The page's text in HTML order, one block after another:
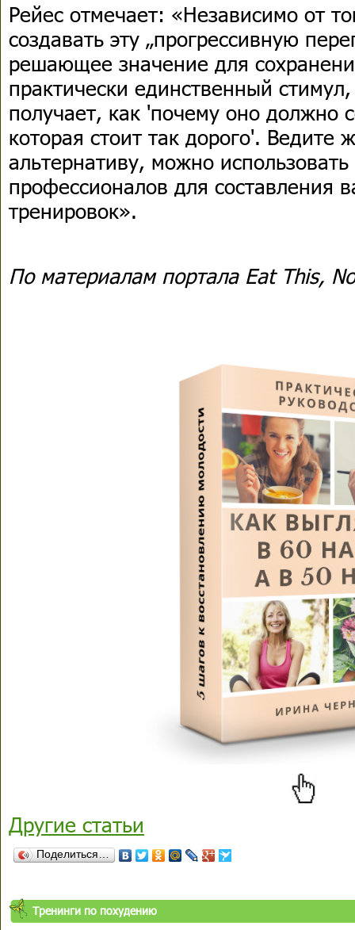
Рейес отмечает: «Независимо от
создавать эту „прогрессивную
решающее значение для
практически единственный
получает, как 'почему оно должно
которая стоит так дорого'. Ведите
альтернативу, можно
профессионалов для составления
тренировок».
По материалам портала Eat This,
Другие статьи
Поделиться…
Тренинги по похудению